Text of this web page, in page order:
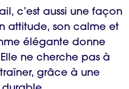
c’est aussi une façon
attitude, son calme et
élégante donne
ne cherche pas à
grâce à une